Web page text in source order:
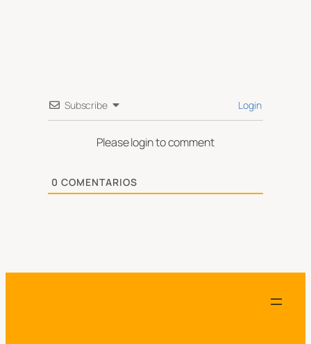
Subscribe Login
Please login to comment
0 COMENTARIOS